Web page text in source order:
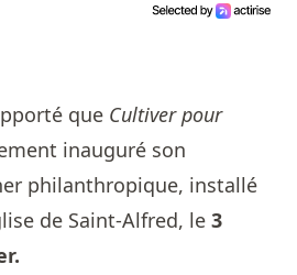
que Cultiver pour
inauguré son
philanthropique, installé
de Saint-Alfred, le 3